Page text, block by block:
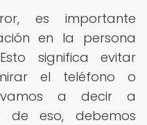
es importante
en la persona
significa evitar
el teléfono o
a decir a
de eso, debemos